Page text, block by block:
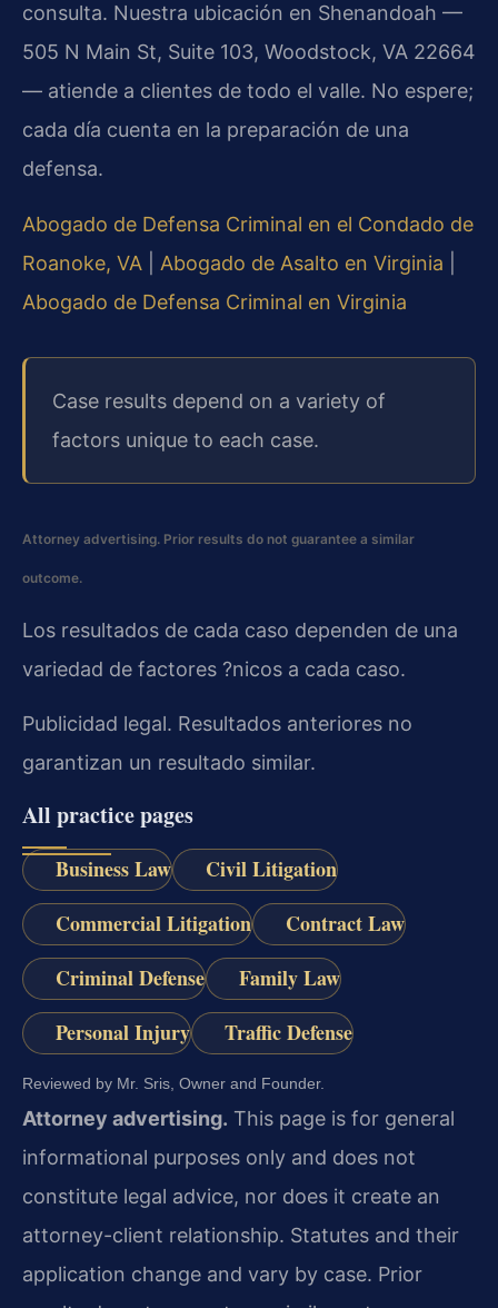
consulta. Nuestra ubicación en Shenandoah —
505 N Main St, Suite 103, Woodstock, VA 22664
— atiende a clientes de todo el valle. No espere;
cada día cuenta en la preparación de una
defensa.
Abogado de Defensa Criminal en el Condado de
Roanoke, VA
Abogado de Asalto en Virginia
Abogado de Defensa Criminal en Virginia
Case results depend on a variety of
factors unique to each case.
Attorney advertising. Prior results do not guarantee a similar
outcome.
Los resultados de cada caso dependen de una
variedad de factores ?nicos a cada caso.
Publicidad legal. Resultados anteriores no
garantizan un resultado similar.
All practice pages
Business Law
Civil Litigation
Commercial Litigation
Contract Law
Criminal Defense
Family Law
Personal Injury
Traffic Defense
Reviewed by Mr. Sris, Owner and Founder.
Attorney advertising. This page is for general
informational purposes only and does not
constitute legal advice, nor does it create an
attorney-client relationship. Statutes and their
application change and vary by case. Prior